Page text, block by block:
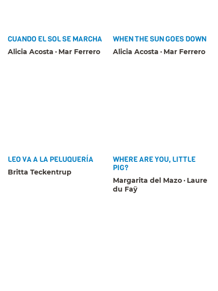
CUANDO EL SOL SE MARCHA
Alicia Acosta Mar Ferrero
WHEN THE SUN GOES DOWN
Alicia Acosta Mar Ferrero
LEO VA A LA PELUQUERÍA
Britta Teckentrup
WHERE ARE YOU, LITTLE
PIG?
Margarita del Mazo
Laure
du Faÿ